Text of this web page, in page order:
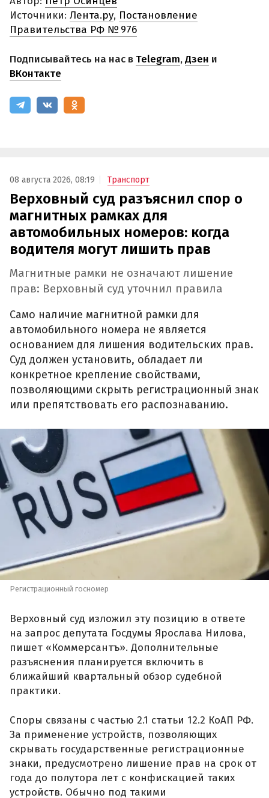
Источники: Лента.ру, Постановление
Правительства РФ № 976
Подписывайтесь на нас в Telegram,Дзен и
ВКонтакте
08 августа 2026, 08:19 Транспорт
Верховный суд разъяснил спор о
магнитных рамках для
автомобильных номеров: когда
водителя могут лишить прав
Магнитные рамки не означают лишение
прав: Верховный суд уточнил правила
Само наличие магнитной рамки для
автомобильного номера не является
основанием для лишения водительских прав.
Суд должен установить, обладает ли
конкретное крепление свойствами,
позволяющими скрыть регистрационный знак
или препятствовать его распознаванию.
Регистрационный госномер
Верховный суд изложил эту позицию в ответе
на запрос депутата Госдумы Ярослава Нилова,
пишет «Коммерсантъ». Дополнительные
разъяснения планируется включить в
ближайший квартальный обзор судебной
практики.
Споры связаны с частью 2.1 статьи 12.2 КоАП РФ.
За применение устройств, позволяющих
скрывать государственные регистрационные
знаки, предусмотрено лишение прав на срок от
года до полутора лет с конфискацией таких
устройств. Обычно под такими